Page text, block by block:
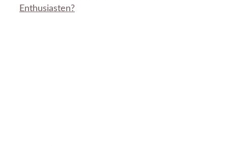
Enthusiasten?